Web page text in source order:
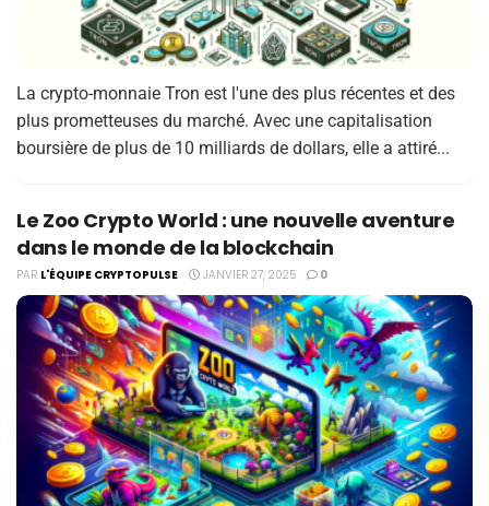
La crypto-monnaie Tron est l'une des plus récentes et des
plus prometteuses du marché. Avec une capitalisation
boursière de plus de 10 milliards de dollars, elle a attiré...
Le Zoo Crypto World : une nouvelle aventure
dans le monde de la blockchain
PAR L'ÉQUIPE CRYPTOPULSE JANVIER 27, 2025 0